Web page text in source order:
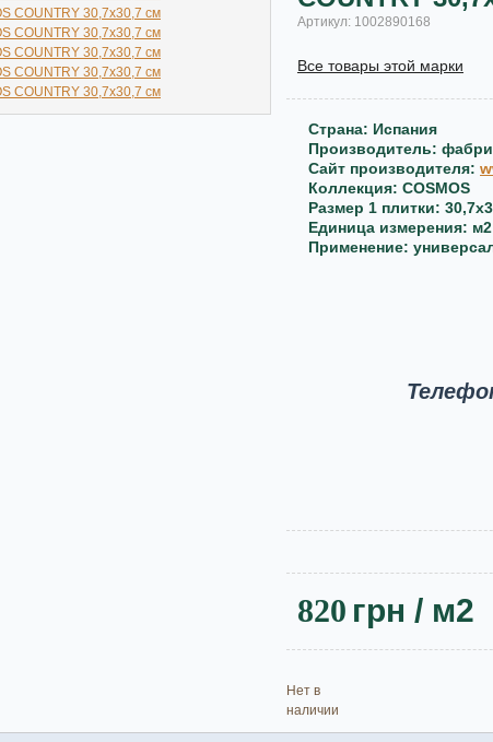
Артикул: 1002890168
Все товары этой марки
Страна: Испания
Производитель:
Сайт производителя:
Коллекция: COSMOS
Размер 1 плитки:
Единица измерения: м2
Применение:
820 грн / м2
Нет в
наличии